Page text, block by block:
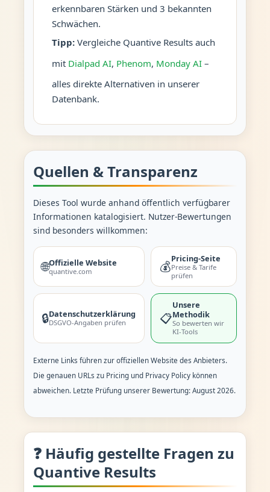
erkennbaren Stärken und 3 bekannten
Schwächen.
Tipp:Vergleiche Quantive Results auch
mit Dialpad AI, Phenom, Monday AI–
alles direkte Alternativen in unserer
Datenbank.
Quellen & Transparenz
Dieses Tool wurde anhand öffentlich verfügbarer
Informationen katalogisiert. Nutzer-Bewertungen
sind besonders willkommen:
🌐Offizielle Website
quantive.com 💰
Pricing-Seite
Preise & Tarife
prüfen
🔒Datenschutzerklärung
DSGVO-Angaben prüfen 📋
Unsere
Methodik
So bewerten wir
KI-Tools
Externe Links führen zur offiziellen Website des Anbieters.
Die genauen URLs zu Pricing und Privacy Policy können
abweichen. Letzte Prüfung unserer Bewertung: August 2026.
❓ Häufig gestellte Fragen zu
Quantive Results